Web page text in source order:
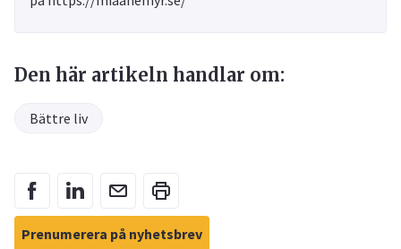
Den här artikeln handlar om:
Bättre liv
Prenumerera på nyhetsbrev